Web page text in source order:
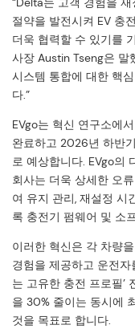
절약을 발전시켜 EV 충
더욱 협력할 수 있기를
사장 Austin Tseng은 말
시스템 통합에 대한 핵
다.”
EVgo는 혁신 연구소에
완료하고 2026년 하반
로 예상합니다. EVgo의
회사는 더욱 상세한 오
여 유지 관리, 재설정 시
록 충전기 펌웨어 및 소
이러한 혁신은 각 차량
경험을 제공하고 운전
는 고유한 충전 프로필’
을 30% 줄이는 동시에
것을 목표로 합니다.